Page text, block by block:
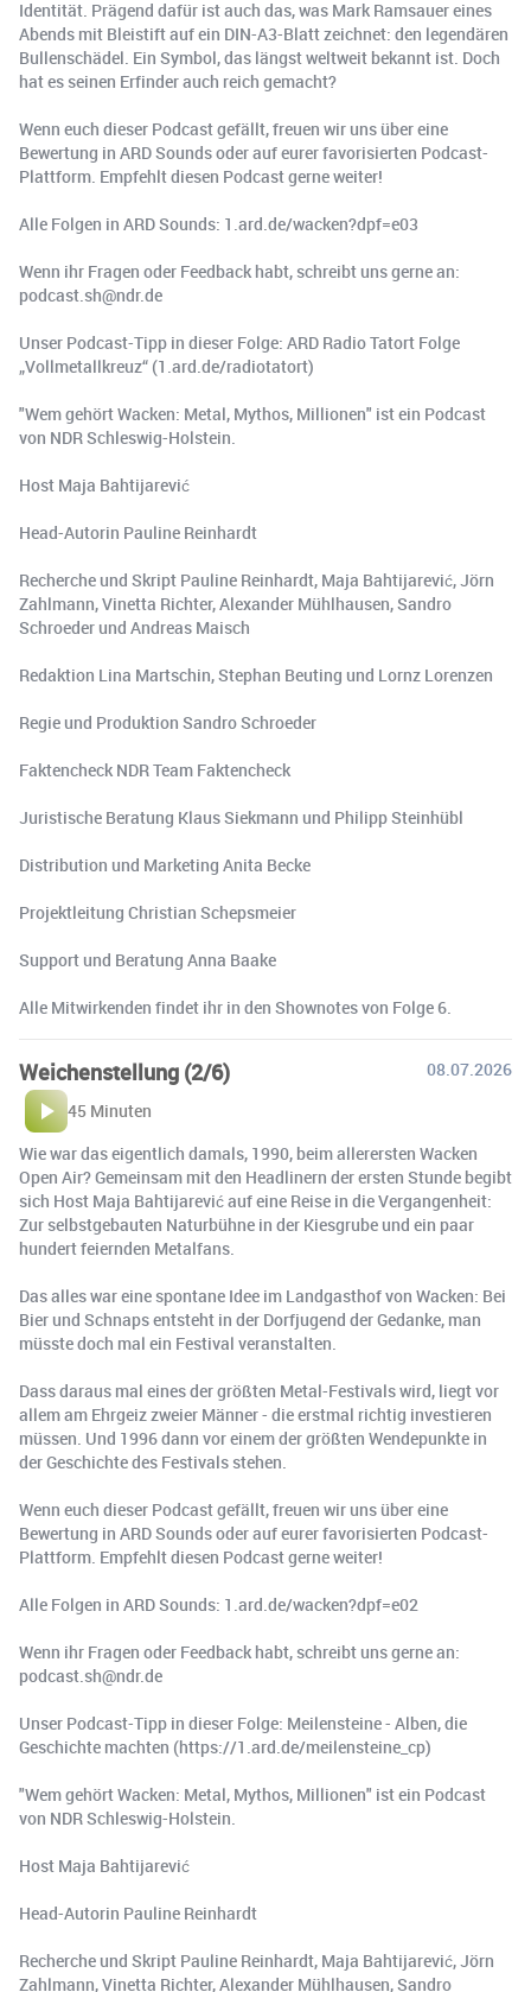
Identität. Prägend dafür ist auch das, was Mark Ramsauer eines
Abends mit Bleistift auf ein DIN-A3-Blatt zeichnet: den legendären
Bullenschädel. Ein Symbol, das längst weltweit bekannt ist. Doch
hat es seinen Erfinder auch reich gemacht?
Wenn euch dieser Podcast gefällt, freuen wir uns über eine
Bewertung in ARD Sounds oder auf eurer favorisierten Podcast-
Plattform. Empfehlt diesen Podcast gerne weiter!
Alle Folgen in ARD Sounds: 1.ard.de/wacken?dpf=e03
Wenn ihr Fragen oder Feedback habt, schreibt uns gerne an:
podcast.sh@ndr.de
Unser Podcast-Tipp in dieser Folge: ARD Radio Tatort Folge
„Vollmetallkreuz“ (1.ard.de/radiotatort)
"Wem gehört Wacken: Metal, Mythos, Millionen" ist ein Podcast
von NDR Schleswig-Holstein.
Host Maja Bahtijarević
Head-Autorin Pauline Reinhardt
Recherche und Skript Pauline Reinhardt, Maja Bahtijarević, Jörn
Zahlmann, Vinetta Richter, Alexander Mühlhausen, Sandro
Schroeder und Andreas Maisch
Redaktion Lina Martschin, Stephan Beuting und Lornz Lorenzen
Regie und Produktion Sandro Schroeder
Faktencheck NDR Team Faktencheck
Juristische Beratung Klaus Siekmann und Philipp Steinhübl
Distribution und Marketing Anita Becke
Projektleitung Christian Schepsmeier
Support und Beratung Anna Baake
Alle Mitwirkenden findet ihr in den Shownotes von Folge 6.
Weichenstellung (2/6)
08.07.2026
45 Minuten
Wie war das eigentlich damals, 1990, beim allerersten Wacken
Open Air? Gemeinsam mit den Headlinern der ersten Stunde begibt
sich Host Maja Bahtijarević auf eine Reise in die Vergangenheit:
Zur selbstgebauten Naturbühne in der Kiesgrube und ein paar
hundert feiernden Metalfans.
Das alles war eine spontane Idee im Landgasthof von Wacken: Bei
Bier und Schnaps entsteht in der Dorfjugend der Gedanke, man
müsste doch mal ein Festival veranstalten.
Dass daraus mal eines der größten Metal-Festivals wird, liegt vor
allem am Ehrgeiz zweier Männer - die erstmal richtig investieren
müssen. Und 1996 dann vor einem der größten Wendepunkte in
der Geschichte des Festivals stehen.
Wenn euch dieser Podcast gefällt, freuen wir uns über eine
Bewertung in ARD Sounds oder auf eurer favorisierten Podcast-
Plattform. Empfehlt diesen Podcast gerne weiter!
Alle Folgen in ARD Sounds: 1.ard.de/wacken?dpf=e02
Wenn ihr Fragen oder Feedback habt, schreibt uns gerne an:
podcast.sh@ndr.de
Unser Podcast-Tipp in dieser Folge: Meilensteine - Alben, die
Geschichte machten (https://1.ard.de/meilensteine_cp)
"Wem gehört Wacken: Metal, Mythos, Millionen" ist ein Podcast
von NDR Schleswig-Holstein.
Host Maja Bahtijarević
Head-Autorin Pauline Reinhardt
Recherche und Skript Pauline Reinhardt, Maja Bahtijarević, Jörn
Zahlmann, Vinetta Richter, Alexander Mühlhausen, Sandro